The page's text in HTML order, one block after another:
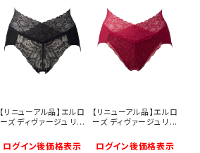
【リニューアル品】エルロ
ーズ ディヴァージュ リ...
ログイン後価格表示
【リニューアル品】エルロ
ーズ ディヴァージュ リ...
ログイン後価格表示